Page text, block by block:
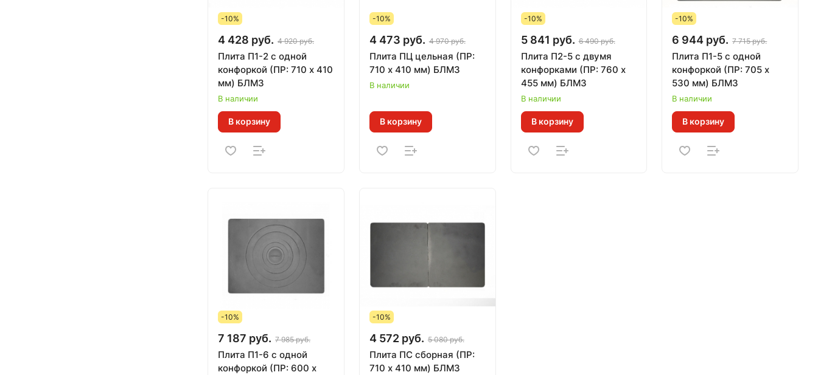
-10%
4 428 руб. 4 920 руб.
Плита П1-2 с одной
конфоркой (ПР: 710 х 410
мм) БЛМЗ
В наличии
В корзину
-10%
4 473 руб. 4 970 руб.
Плита ПЦ цельная (ПР:
710 х 410 мм) БЛМЗ
В наличии
В корзину
-10%
5 841 руб. 6 490 руб.
Плита П2-5 с двумя
конфорками (ПР: 760 х
455 мм) БЛМЗ
В наличии
В корзину
-10%
6 944 руб. 7 715 руб.
Плита П1-5 с одной
конфоркой (ПР: 705 х
530 мм) БЛМЗ
В наличии
В корзину
-10%
7 187 руб. 7 985 руб.
Плита П1-6 с одной
конфоркой (ПР: 600 х
-10%
4 572 руб. 5 080 руб.
Плита ПС сборная (ПР:
710 х 410 мм) БЛМЗ